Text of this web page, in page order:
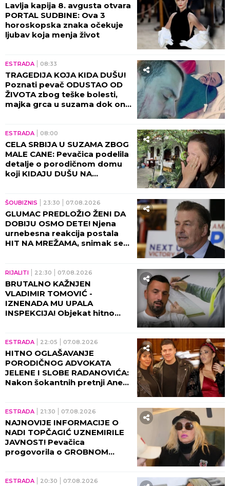
Lavlja kapija 8. avgusta otvara
PORTAL SUDBINE: Ova 3
horoskopska znaka očekuje
ljubav koja menja život
ESTRADA 08:33
TRAGEDIJA KOJA KIDA DUŠU!
Poznati pevač ODUSTAO OD
ŽIVOTA zbog teške bolesti,
majka grca u suzama dok on
ESTRADA 08:00
CELA SRBIJA U SUZAMA ZBOG
MALE CANE: Pevačica podelila
detalje o porodičnom domu
koji KIDAJU DUŠU NA
ŠOUBIZNIS 23:30 07.08.2026
GLUMAC PREDLOŽIO ŽENI DA
DOBIJU OSMO DETE! Njena
urnebesna reakcija postala
HIT NA MREŽAMA, snimak se
RIJALITI 22:30 07.08.2026
BRUTALNO KAŽNJEN
VLADIMIR TOMOVIĆ -
IZNENADA MU UPALA
INSPEKCIJA! Objekat hitno
ESTRADA 22:05 07.08.2026
HITNO OGLAŠAVANJE
PORODIČNOG ADVOKATA
JELENE I SLOBE RADANOVIĆA:
Nakon šokantnih pretnji Ane
ESTRADA 21:30 07.08.2026
NAJNOVIJE INFORMACIJE O
NADI TOPČAGIĆ UZNEMIRILE
JAVNOST! Pevačica
progovorila o GROBNOM
ESTRADA 20:30 07.08.2026